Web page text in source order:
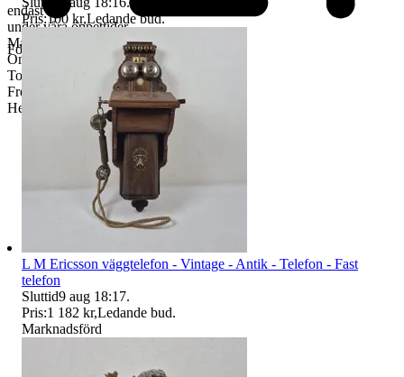
endast
under våra öppettider.
Måndag-Tisdag: 12:00-16:30
Onsdag: 8:00-18:00
Torsdag: 12:00-16:30
Fredag: 10:00-15:00
Helgdagar & röda dagar STÄNGT
Företag
Pris:100 kr,Ledande bud.
L M Ericsson väggtelefon - Vintage - Antik - Telefon - Fast
telefon
Sluttid9 aug 18:17.
Pris:1 182 kr,Ledande bud.
Marknadsförd